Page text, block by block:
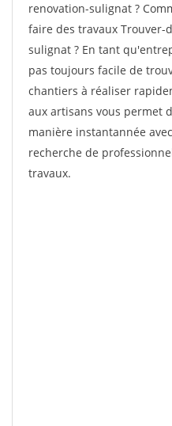
renovation-sulignat ?
faire des travaux Trouver-
sulignat ? En tant
pas toujours facile de
chantiers à réaliser
aux artisans vous permet
manière instantannée
recherche de
travaux.